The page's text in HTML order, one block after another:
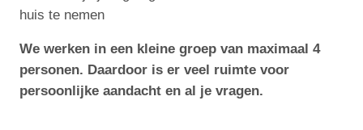
a
n
a
l
huis te nemen
We werken in een kleine groep van maximaal 4
personen. Daardoor is er veel ruimte voor
persoonlijke aandacht en al je vragen.